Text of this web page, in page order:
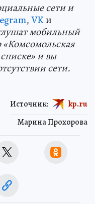
сети и
,VKи
мобильный
«Комсомольская
и вы
сети.
Марина Прохорова
Источник: kp.ru